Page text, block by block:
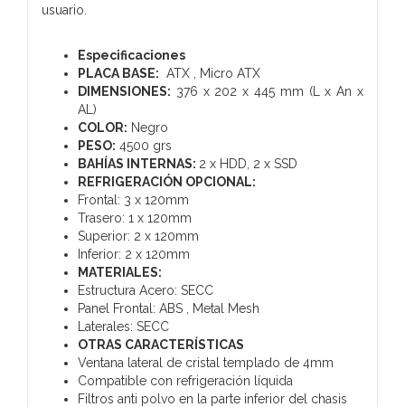
usuario.
Especificaciones
PLACA BASE: ATX , Micro ATX
DIMENSIONES: 376 x 202 x 445 mm (L x An x
AL)
COLOR: Negro
PESO: 4500 grs
BAHÍAS INTERNAS: 2 x HDD, 2 x SSD
REFRIGERACIÓN OPCIONAL:
Frontal: 3 x 120mm
Trasero: 1 x 120mm
Superior: 2 x 120mm
Inferior: 2 x 120mm
MATERIALES:
Estructura Acero: SECC
Panel Frontal: ABS , Metal Mesh
Laterales: SECC
OTRAS CARACTERÍSTICAS
Ventana lateral de cristal templado de 4mm
Compatible con refrigeración líquida
Filtros anti polvo en la parte inferior del chasis